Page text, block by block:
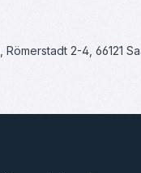
Römerstadt 2-4, 66121